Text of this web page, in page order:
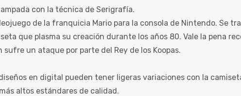
con la técnica de Serigrafía.
de la franquicia Mario para la consola de Nintendo. Se
que plasma su creación durante los años 80. Vale la pena
un ataque por parte del Rey de los Koopas.
en digital pueden tener ligeras variaciones con la
altos estándares de calidad.